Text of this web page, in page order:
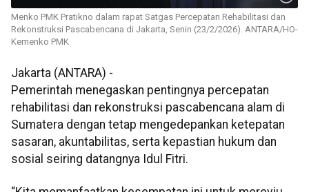
Menko PMK Pratikno dalam rapat Satgas Percepatan Rehabilitasi dan
Rekonstruksi Pascabencana di Jakarta, Senin (23/2/2026). ANTARA/HO-
Kemenko PMK
Jakarta (ANTARA) -
Pemerintah menegaskan pentingnya percepatan
rehabilitasi dan rekonstruksi pascabencana alam di
Sumatera dengan tetap mengedepankan ketepatan
sasaran, akuntabilitas, serta kepastian hukum dan
sosial seiring datangnya Idul Fitri.